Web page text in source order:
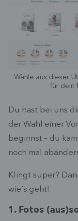
Wähle aus dieser
für dein
Du hast bei uns
der Wahl einer
beginnst – du
noch mal
Klingt super?
wie´s geht!
1. Fotos